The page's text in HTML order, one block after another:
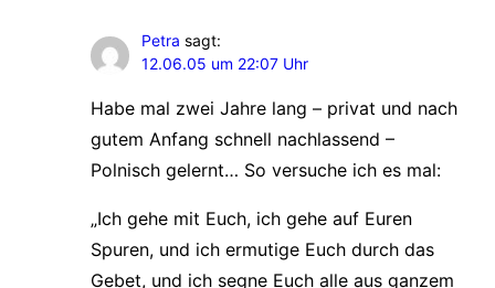
Petra sagt:
12.06.05 um 22:07 Uhr
Habe mal zwei Jahre lang – privat und nach
gutem Anfang schnell nachlassend –
Polnisch gelernt… So versuche ich es mal:
„Ich gehe mit Euch, ich gehe auf Euren
Spuren, und ich ermutige Euch durch das
Gebet, und ich segne Euch alle aus ganzem